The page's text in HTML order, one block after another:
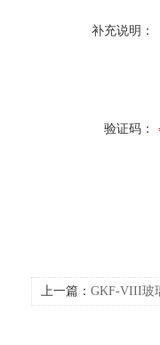
补充说明：
验证码：
上一篇： GKF-VIII玻